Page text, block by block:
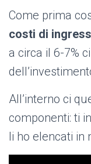
Come prima
costi di
a circa il 6-7%
All’interno ci
componenti: ti
li ho elencati in